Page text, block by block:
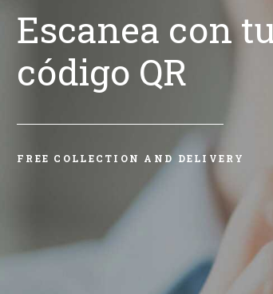
Escanea con
código QR
FREE COLLECTION AND DELIVERY